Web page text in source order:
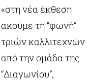
«στη νέα έκθεση
ακούμε τη “φωνή”
τριών καλλιτεχνών
από την ομάδα της
“Διαγωνίου”,